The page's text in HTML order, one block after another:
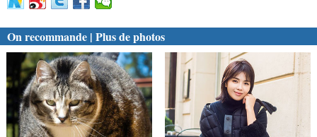
TOURISME
DOSSIERS PHOTOS
VIDÉOS
On recommande | Plus de photos